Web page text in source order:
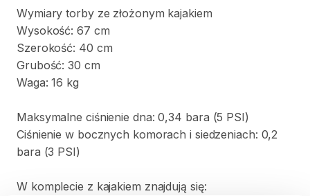
Wymiary torby ze złożonym kajakiem
Wysokość: 67 cm
Szerokość: 40 cm
Grubość: 30 cm
Waga: 16 kg
Maksymalne ciśnienie dna: 0​​,​​34 bara (5 PSI)
Ciśnienie w bocznych komorach i siedzeniach: 0​​,​​2
bara (3 PSI)
W komplecie z kajakiem znajdują się: